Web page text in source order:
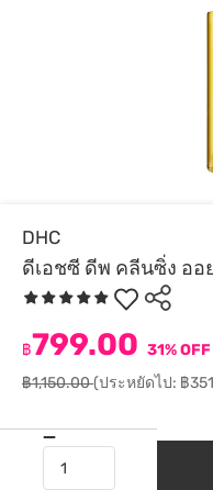
DHC
ดีเอชซี ดีพ คลีนซิ่ง ออ
฿799.00 31% OFF
฿1,150.00(ประหยัดไป: ฿